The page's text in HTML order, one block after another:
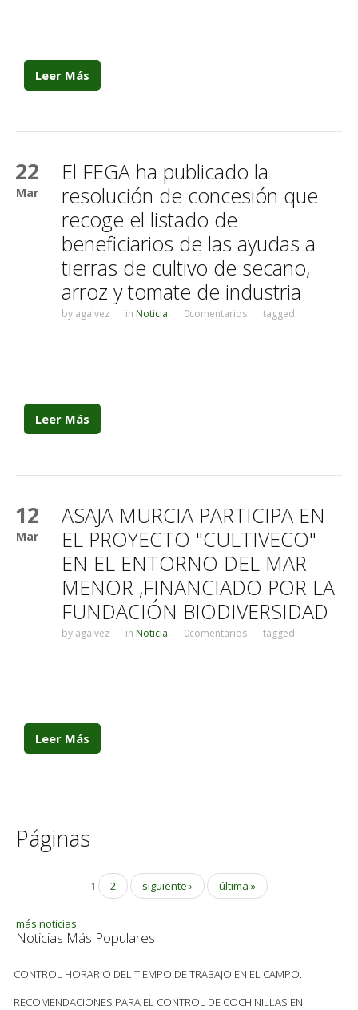
Leer Más
22
Mar
El FEGA ha publicado la
resolución de concesión que
recoge el listado de
beneficiarios de las ayudas a
tierras de cultivo de secano,
arroz y tomate de industria
by agalvez in Noticia 0comentarios tagged:
Leer Más
12
Mar
ASAJA MURCIA PARTICIPA EN
EL PROYECTO "CULTIVECO"
EN EL ENTORNO DEL MAR
MENOR ,FINANCIADO POR LA
FUNDACIÓN BIODIVERSIDAD
by agalvez in Noticia 0comentarios tagged:
Leer Más
Páginas
1 2 siguiente › última »
más noticias
Noticias Más Populares
CONTROL HORARIO DEL TIEMPO DE TRABAJO EN EL CAMPO.
RECOMENDACIONES PARA EL CONTROL DE COCHINILLAS EN